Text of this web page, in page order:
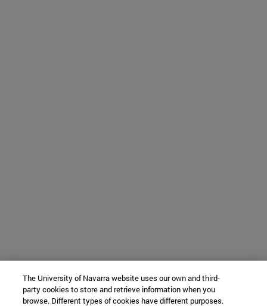
The University of Navarra website uses our own and third-
party cookies to store and retrieve information when you
browse. Different types of cookies have different purposes.